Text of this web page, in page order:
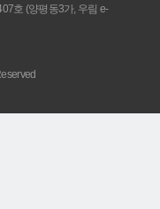
호 (양평동3가, 우림 e-